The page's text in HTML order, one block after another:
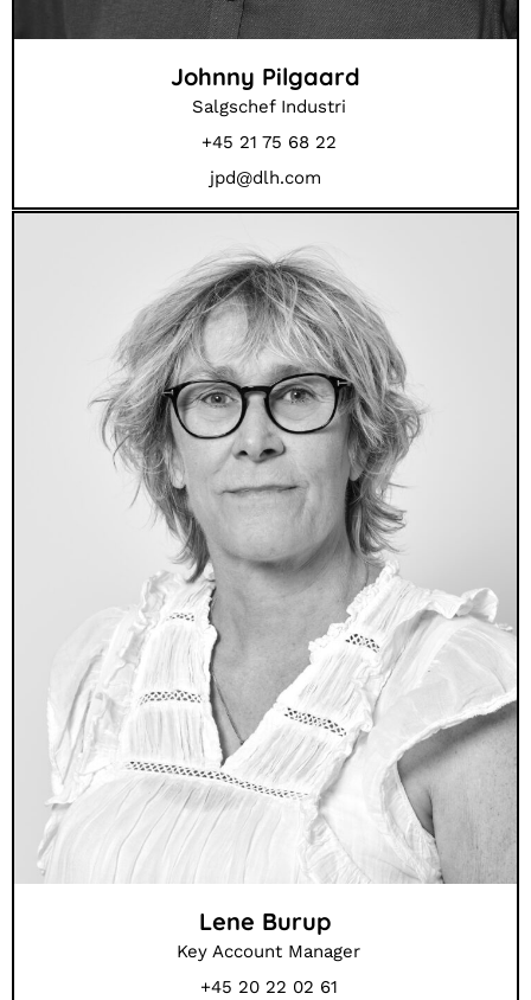
Johnny Pilgaard
Salgschef Industri
+45 21 75 68 22
jpd@dlh.com
Lene Burup
Key Account Manager
+45 20 22 02 61